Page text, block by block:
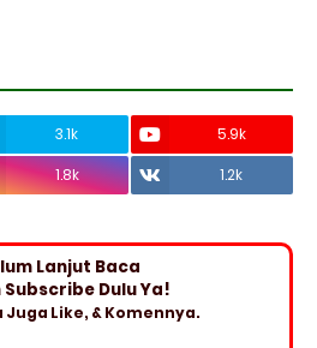
3.1k
5.9k
1.8k 1.2k
Lanjut Baca
Subscribe Dulu Ya!
Juga Like, & Komennya.